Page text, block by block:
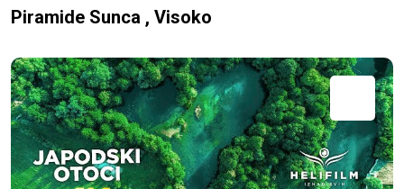
Piramide Sunca , Visoko